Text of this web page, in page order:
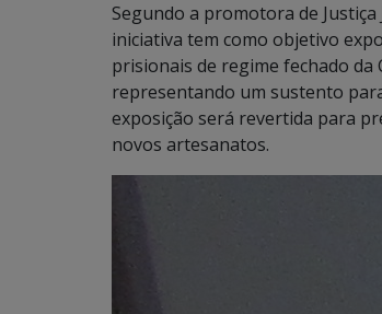
Segundo a promotora de
iniciativa tem como objetivo
prisionais de regime fechado da
representando um sustento
exposição será revertida para
novos artesanatos.